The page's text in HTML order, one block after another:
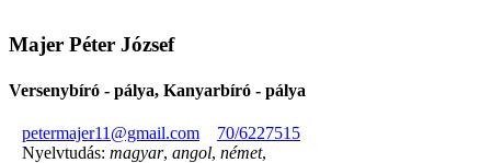
Majer Péter József
Versenybíró - pálya, Kanyarbíró - pálya
petermajer11@gmail.com
70/6227515
Nyelvtudás: magyar, angol, német,